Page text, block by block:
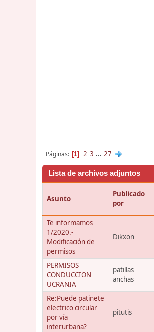
Páginas 1 2 3 ... 27
Lista de archivos adjuntos
Asunto
Publicado
por
Te informamos
1/2020.-
Modificación de
permisos
Dikxon
PERMISOS
CONDUCCION
UCRANIA
patillas
anchas
Re:Puede patinete
electrico circular
por vía
interurbana?
pitutis